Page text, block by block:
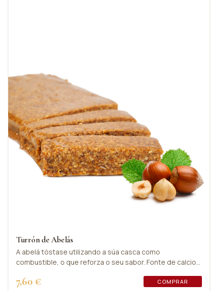
Turrón de Abelás
A abelá tóstase utilizando a súa casca como
combustible, o que reforza o seu sabor. Fonte de calcio,
7,60 € COMPRAR